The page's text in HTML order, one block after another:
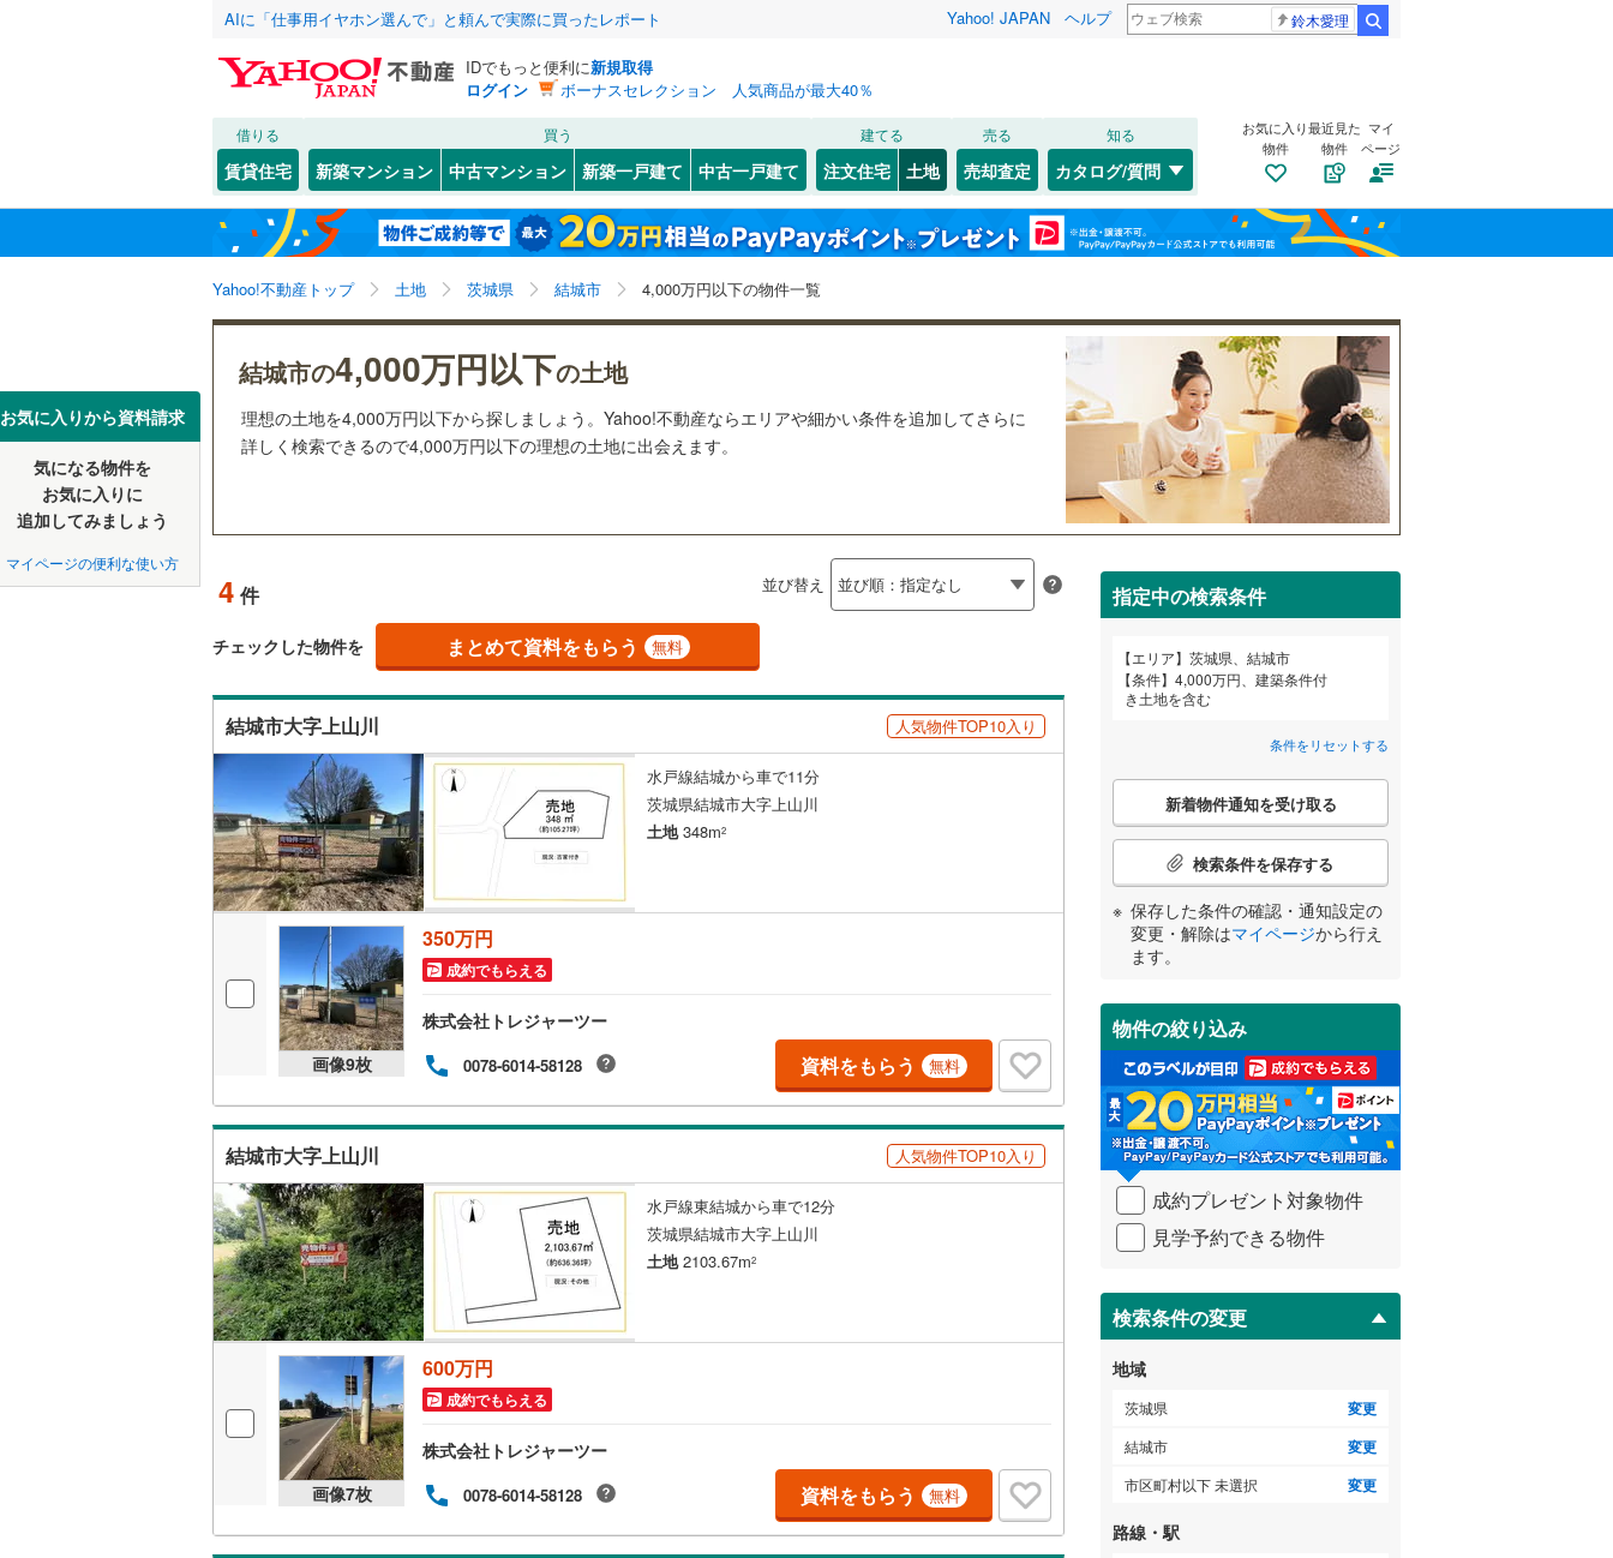
AIに「仕事用イヤホン選んで」と頼んで実際に買ったレポート Yahoo! JAPAN ヘルプ 鈴木愛理
IDでもっと便利に新規取得
ログイン
ボーナスセレクション 人気商品が最大40％
借りる
賃貸住宅
買う
新築マンション 中古マンション 新築一戸建て 中古一戸建て
建てる
注文住宅 土地
売る
売却査定
知る
カタログ/質問
お気に入り
物件
最近見た
物件
マイ
ページ
Yahoo!不動産トップ 土地 茨城県 結城市 4,000万円以下の物件一覧
お気に入りから資料請求
気になる物件を
お気に入りに
追加してみましょう
マイページの便利な使い方
結城市の4,000万円以下の土地
理想の土地を4,000万円以下から探しましょう。Yahoo!不動産ならエリアや細かい条件を追加してさらに
詳しく検索できるので4,000万円以下の理想の土地に出会えます。
4 件 並び替え
チェックした物件を まとめて資料をもらう 無料
結城市大字上山川 人気物件TOP10入り
水戸線結城から車で11分
茨城県結城市大字上山川
土地348m2
画像9枚
350万円
成約でもらえる
株式会社トレジャーツー
0078-6014-58128 資料をもらう 無料
結城市大字上山川 人気物件TOP10入り
水戸線東結城から車で12分
茨城県結城市大字上山川
土地2103.67m2
画像7枚
600万円
成約でもらえる
株式会社トレジャーツー
0078-6014-58128 資料をもらう 無料
指定中の検索条件
エリア
茨城県、結城市
条件
4,000万円、建築条件付
き土地を含む
条件をリセットする
こ
検
条
件
受
け
取
る
・
条
件
を
イ
ペ
ジ
に
保
存
す
る
新着物件通知を受け取る
検索条件を保存する
保存した条件の確認・通知設定の
変更・解除はマイページから行え
ます。
物件の絞り込み
成約プレゼント対象物件
見学予約できる物件
検索条件の変更
地域
茨城県 変更
結城市 変更
市区町村以下 未選択 変更
路線・駅
北海道 北海道
東北 青森 岩手 宮城 秋田 山形 福島
関東 東京 神奈川 埼玉
新潟
東海 愛知 岐阜 静岡 三重
和歌山
中国 鳥取 島根 岡山 広島 山口
高知
福岡 佐賀 長崎 鹿児島 沖縄
該当物件0件 この条件で検索する 条件をリセットする
水戸市(84) 日立市(7) 土浦市(5)
古河市(30) 石岡市(9) 結城市(4)
龍ケ崎市 ( ) 下妻市
常陸太田市( 北茨城市(1
笠間市 (16 (13)
つくば市(30) 鹿嶋市(34)
常陸大宮市(0)
那珂市(9) 筑西市(26) 坂東市(22)
かすみがうら市(3) 桜川市(22)
神栖市(2) 鉾田市(17)
つくばみらい市(0) 東茨城郡茨城町 (9)
東茨城郡城里町(3) 那珂郡東海村
久慈郡大子町(0) 稲敷郡美浦村(1)
稲敷郡河内町( 結城郡八千代町 猿島郡五霞町(0)
猿島郡境町(0)
該当物件0件 この条件で検索する 条件をリセットする
大字上山川(2) 大字結城(2)
該当物件0件 この条件で検索する 条件をリセットする
JR 東北本線(0) 常磐線(0) 水郡線(0)
水戸線(2)
湘南新宿ライン（宇都宮～逗子）
(0)
鹿島線(0)
私鉄・その他 関東鉄道常総線(0)
鹿島臨海鉄道大洗鹿島線
つくばエクスプレス(0
該当物件0件 この条件で検索する 条件をリセットする
該当物件0件 この条件で検索する 条件をリセットする
こだわり条件 配置、向き、建ち方、日当たり
前道6m以上（0） 角地（0） 南道路（1）
平坦地（0） 整形地（1） 古家あり（2）
販売、価格、契約、入居関連など
更地渡し（1）
立地
小学校まで1km以内（ 1 ）
オンライン対応
IT重説可（0 ）
オンライン対応とは？
該当物件0件 この条件で検索する 条件をリセットする
検索条件を保存しました
この検索条件の新着物件通知は、 マイページから設定できます。
保存した条件を見る
茨城県、結城市、4,000万円、建築条件付き土地を含む
検索条件を保存する
閉じる お気に入りリストを見る
閉じる
閉じる お気に入りリストを見る
閉じる